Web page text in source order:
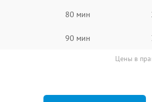
80 мин
90 мин
Цены в